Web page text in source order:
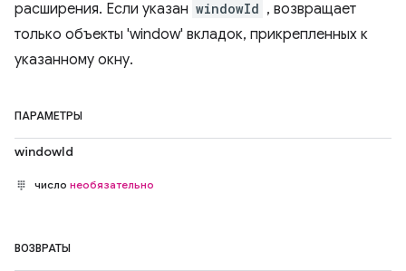
расширения. Если указан windowId , возвращает
только объекты 'window' вкладок, прикрепленных к
указанному окну.
ПАРАМЕТРЫ
windowId
число необязательно
ВОЗВРАТЫ